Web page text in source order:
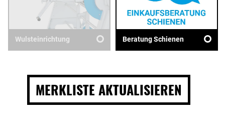
Wulsteinrichtung Beratung Schienen
MERKLISTE AKTUALISIEREN